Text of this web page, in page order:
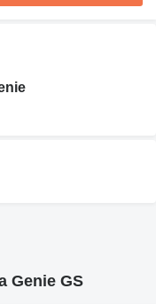
Genie GS